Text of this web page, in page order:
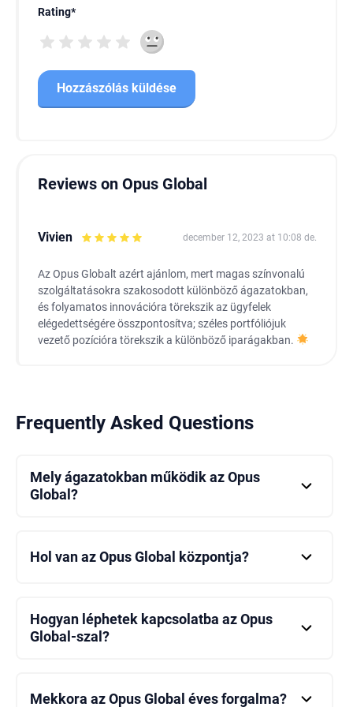
Rating*
Reviews on Opus Global
Vivien december 12, 2023 at 10:08 de.
Az Opus Globalt azért ajánlom, mert magas színvonalú
szolgáltatásokra szakosodott különböző ágazatokban,
és folyamatos innovációra törekszik az ügyfelek
elégedettségére összpontosítva; széles portfóliójuk
vezető pozícióra törekszik a különböző iparágakban.
Frequently Asked Questions
Mely ágazatokban működik az Opus
Global?
élelmiszeripar, az ipari termelés és a
vagyongkezelés.
Hol van az Opus Global központja?
Hogyan léphetek kapcsolatba az Opus
Global-szal?
Mekkora az Opus Global éves forgalma?